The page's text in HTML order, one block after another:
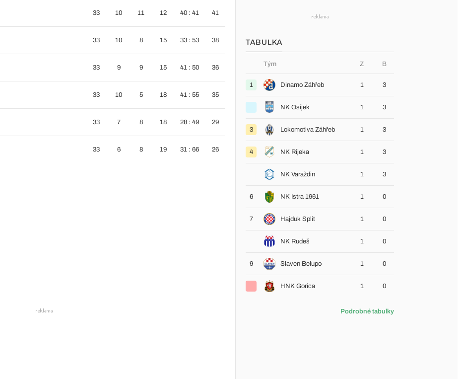
33 10 11 12 40 : 41 41
33 10 8 15 33 : 53 38
33 9 9 15 41 : 50 36
33 10 5 18 41 : 55 35
33 7 8 18 28 : 49 29
33 6 8 19 31 : 66 26
TABULKA
Tým Z B
1 Dinamo Záhřeb 1 3
NK Osijek 1 3
3 Lokomotiva Záhřeb 1 3
4 NK Rijeka 1 3
NK Varaždin 1 3
6 NK Istra 1961 1 0
7 Hajduk Split 1 0
NK Rudeš 1 0
9 Slaven Belupo 1 0
HNK Gorica 1 0
Podrobné tabulky